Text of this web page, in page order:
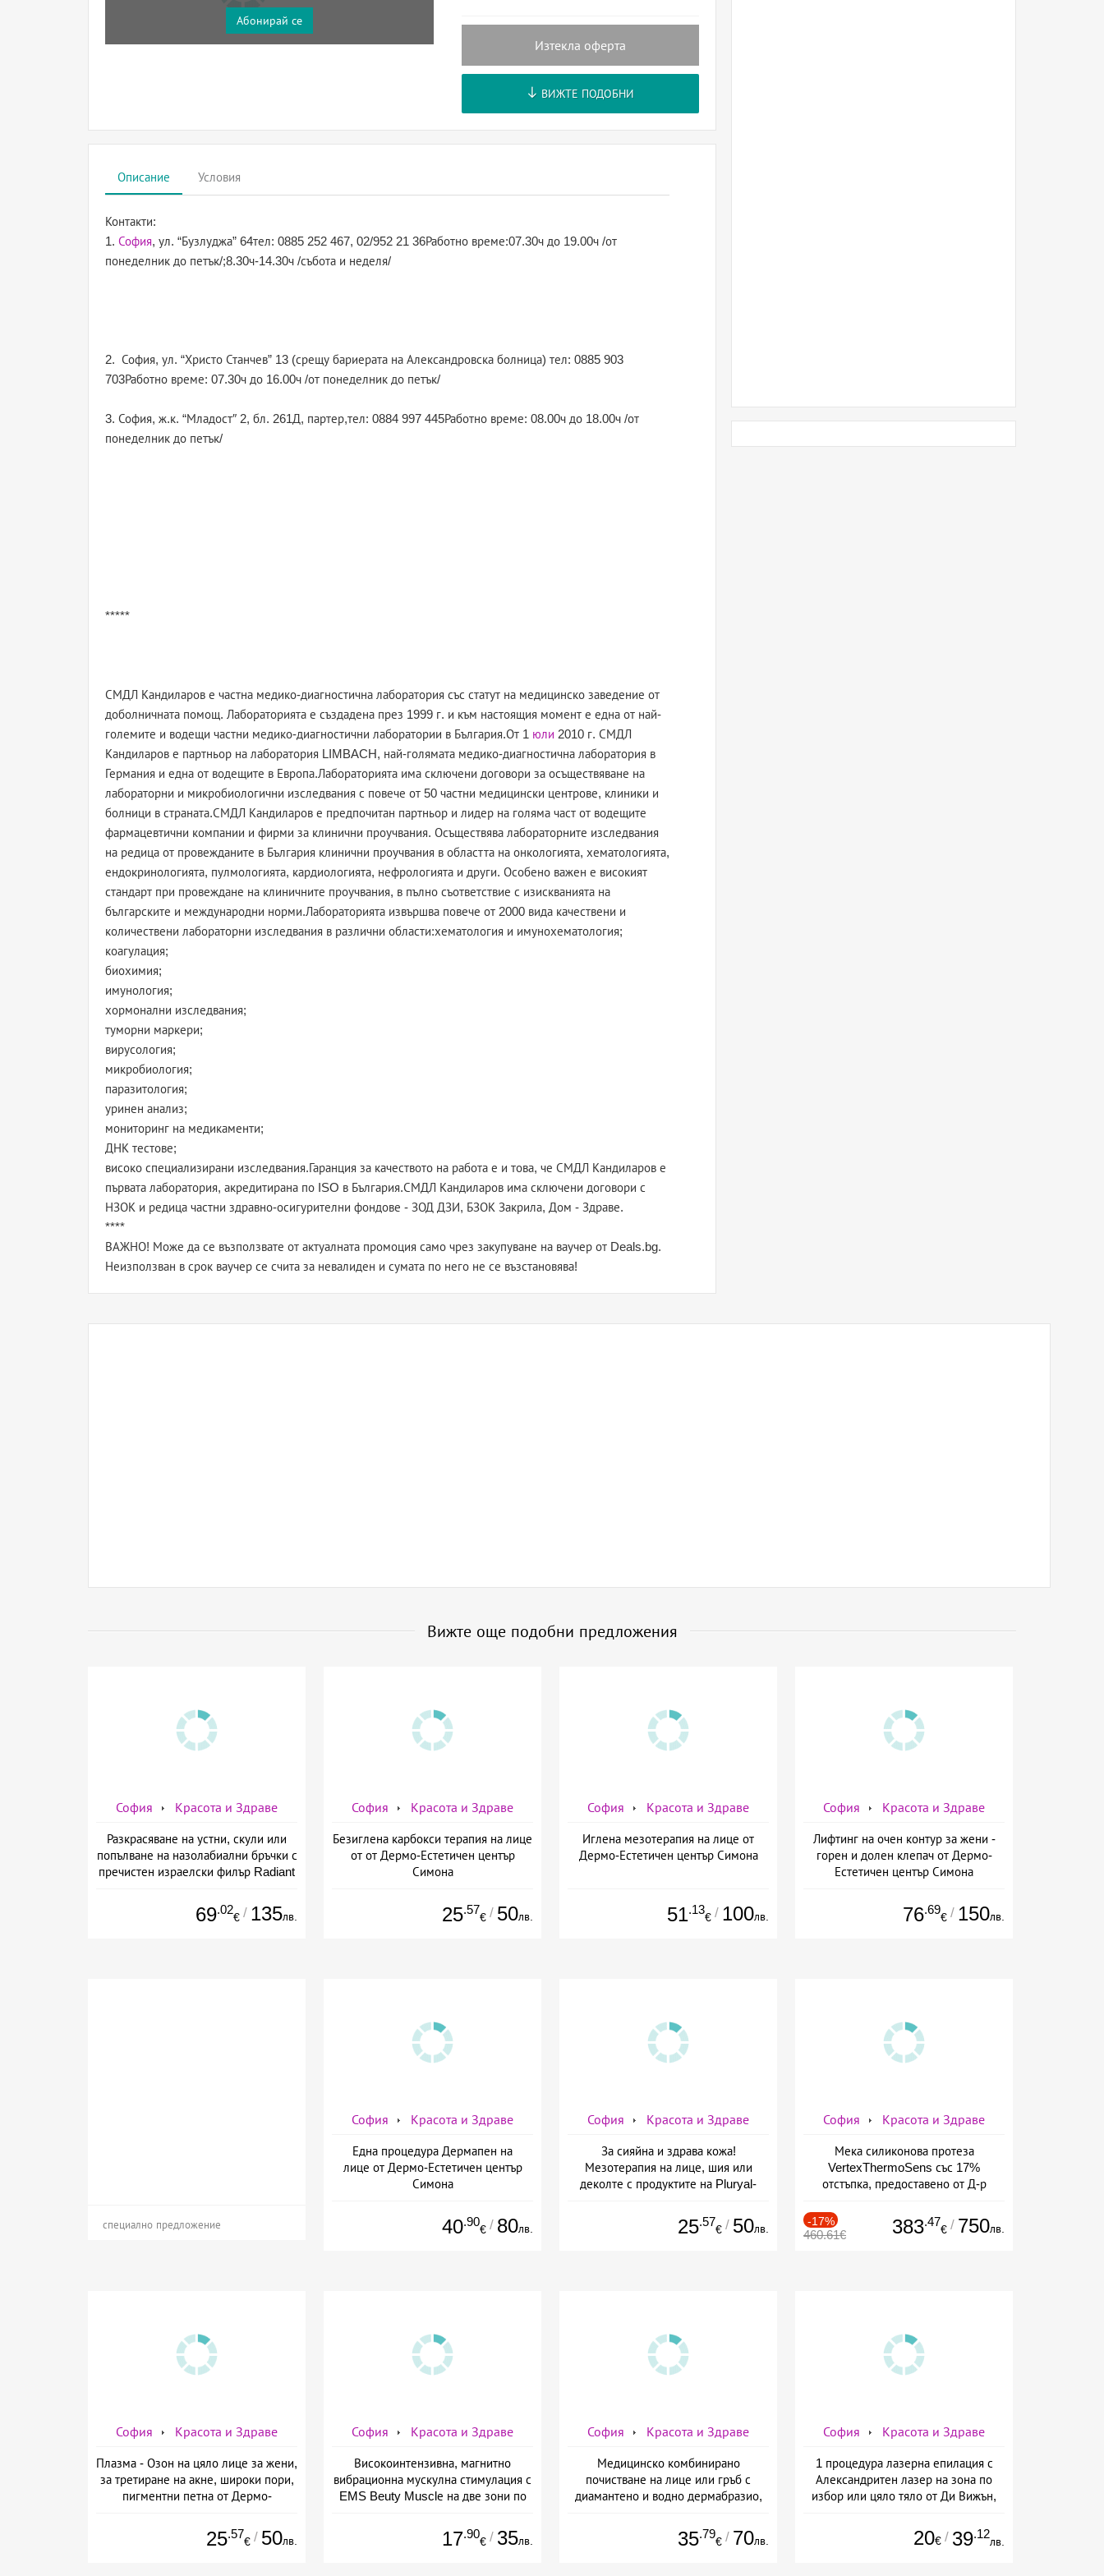
Абонирай се
Изтекла оферта
ВИЖТЕ ПОДОБНИ
Описание Условия
Контакти:
1. София, ул. “Бузлуджа” 64тел: 0885 252 467, 02/952 21 36Работно време:07.30ч до 19.00ч /от
понеделник до петък/;8.30ч-14.30ч /събота и неделя/
2. София, ул. “Христо Станчев” 13 (срещу бариерата на Александровска болница) тел: 0885 903
703Работно време: 07.30ч до 16.00ч /от понеделник до петък/
3. София, ж.к. “Младост″ 2, бл. 261Д, партер,тел: 0884 997 445Работно време: 08.00ч до 18.00ч /от
понеделник до петък/
*****
СМДЛ Кандиларов е частна медико-диагностична лаборатория със статут на медицинско заведение от
доболничната помощ. Лабораторията е създадена през 1999 г. и към настоящия момент е една от най-
големите и водещи частни медико-диагностични лаборатории в България.От 1 юли 2010 г. СМДЛ
Кандиларов е партньор на лаборатория LIMBACH, най-голямата медико-диагностична лаборатория в
Германия и една от водещите в Европа.Лабораторията има сключени договори за осъществяване на
лабораторни и микробиологични изследвания с повече от 50 частни медицински центрове, клиники и
болници в страната.СМДЛ Кандиларов е предпочитан партньор и лидер на голяма част от водещите
фармацевтични компании и фирми за клинични проучвания. Осъществява лабораторните изследвания
на редица от провежданите в България клинични проучвания в областта на онкологията, хематологията,
ендокринологията, пулмологията, кардиологията, нефрологията и други. Особено важен е високият
стандарт при провеждане на клиничните проучвания, в пълно съответствие с изискванията на
българските и международни норми.Лабораторията извършва повече от 2000 вида качествени и
количествени лабораторни изследвания в различни области:хематология и имунохематология;
коагулация;
биохимия;
имунология;
хормонални изследвания;
туморни маркери;
вирусология;
микробиология;
паразитология;
уринен анализ;
мониторинг на медикаменти;
ДНК тестове;
високо специализирани изследвания.Гаранция за качеството на работа е и това, че СМДЛ Кандиларов е
първата лаборатория, акредитирана по ISO в България.СМДЛ Кандиларов има сключени договори с
НЗОК и редица частни здравно-осигурителни фондове - ЗОД ДЗИ, БЗОК Закрила, Дом - Здраве.
****
ВАЖНО! Може да се възползвате от актуалната промоция само чрез закупуване на ваучер от Deals.bg.
Неизползван в срок ваучер се счита за невалиден и сумата по него не се възстановява!
Вижте още подобни предложения
София Красота и Здраве
Разкрасяване на устни, скули или
попълване на назолабиални бръчки с
пречистен израелски филър Radiant
69.02
€ / 135лв.
София Красота и Здраве
Безиглена карбокси терапия на лице
от от Дермо-Естетичен център
Симона
25.57
€ / 50лв.
София Красота и Здраве
Иглена мезотерапия на лице от
Дермо-Естетичен център Симона
51.13
€ / 100лв.
София Красота и Здраве
Лифтинг на очен контур за жени -
горен и долен клепач от Дермо-
Естетичен център Симона
76.69
€ / 150лв.
специално предложение
София Красота и Здраве
Една процедура Дермапен на
лице от Дермо-Естетичен център
Симона
40.90
€ / 80лв.
София Красота и Здраве
За сияйна и здрава кожа!
Мезотерапия на лице, шия или
деколте с продуктите на Pluryal-
Естетичен център Симона
25.57
€ / 50лв.
София Красота и Здраве
Мека силиконова протеза
VertexThermoSens със 17%
отстъпка, предоставено от Д-р
-17%
460.61€ 383.47
€ / 750лв.
София Красота и Здраве
Плазма - Озон на цяло лице за жени,
за третиране на акне, широки пори,
пигментни петна от Дермо-
25.57
€ / 50лв.
София Красота и Здраве
Високоинтензивна, магнитно
вибрационна мускулна стимулация с
EMS Beuty Musclе на две зони по
Естетичен център Симона
17.90
€ / 35лв.
София Красота и Здраве
Медицинско комбинирано
почистване на лице или гръб с
диамантено и водно дермабразио,
Естетичен център Симона
35.79
€ / 70лв.
София Красота и Здраве
1 процедура лазерна епилация с
Александритен лазер на зона по
избор или цяло тяло от Ди Вижън,
20€ / 39.12
лв.